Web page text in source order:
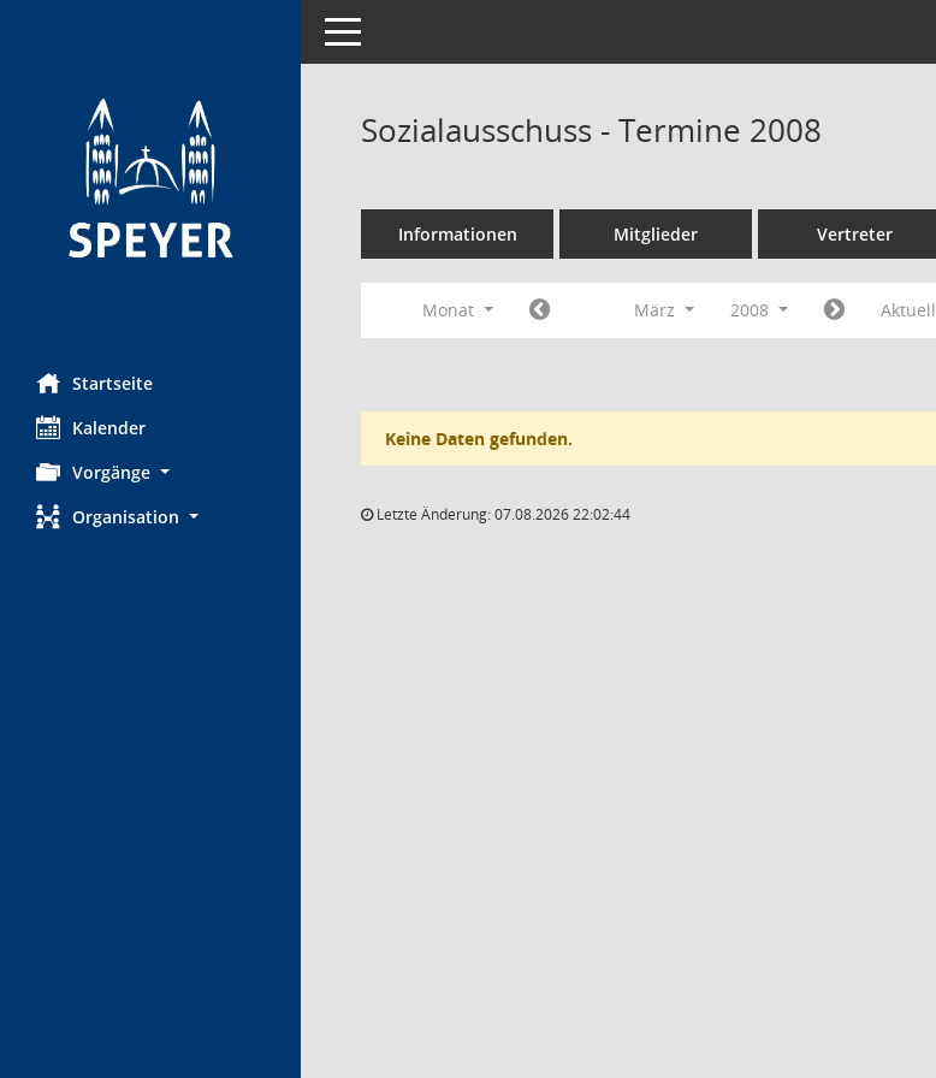
Startseite
Kalender
Vorgänge
Organisation
Toggle navigation
Sozialausschuss - Termine 2008
Informationen Mitglieder Vertreter
Monat März 2008 Aktuell
Keine Daten gefunden.
Letzte Änderung: 07.08.2026 22:02:44